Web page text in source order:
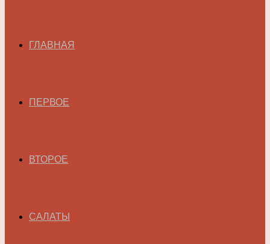
ГЛАВНАЯ
ПЕРВОЕ
ВТОРОЕ
САЛАТЫ